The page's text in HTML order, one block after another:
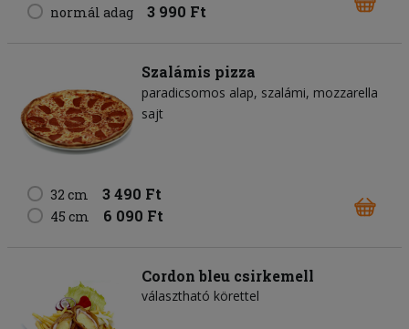
normál adag 3 990 Ft
Szalámis pizza
paradicsomos alap szalámi mozzarella
sajt
32 cm 3 490 Ft
45 cm 6 090 Ft
Cordon bleu csirkemell
választható körettel